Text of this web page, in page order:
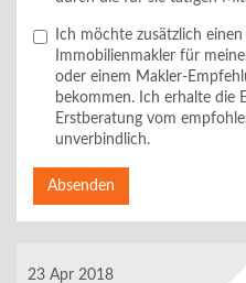
Ich möchte zusätzlich
Immobilienmakler für
oder einem Makler-
bekommen. Ich erhalte die
Erstberatung vom
unverbindlich.
Absenden
23 Apr 2018